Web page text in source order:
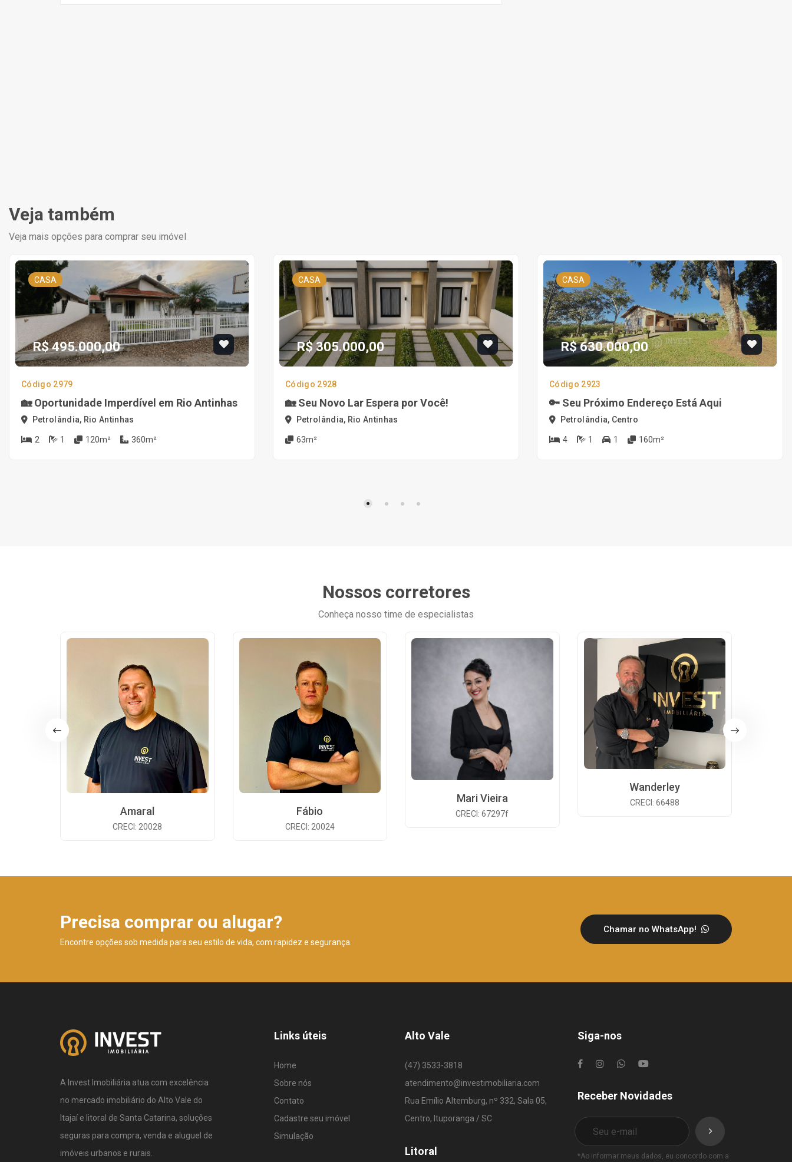
Veja também
Veja mais opções para comprar seu imóvel
CASA
R$ 495.000,00
Código 2979
🏡 Oportunidade Imperdível em Rio Antinhas
Petrolândia, Rio Antinhas
2 1 120m² 360m²
CASA
R$ 305.000,00
Código 2928
🏡 Seu Novo Lar Espera por Você!
Petrolândia, Rio Antinhas
63m²
CASA
R$ 630.000,00
Código 2923
🔑 Seu Próximo Endereço Está Aqui
Petrolândia, Centro
4 1 1 160m²
Nossos corretores
Conheça nosso time de especialistas
Amaral
CRECI: 20028
Fábio
CRECI: 20024
Mari Vieira
CRECI: 67297f
Wanderley
CRECI: 66488
Precisa comprar ou alugar?
Encontre opções sob medida para seu estilo de vida, com rapidez e segurança.
Chamar no WhatsApp!
A Invest Imobiliária atua com excelência
no mercado imobiliário do Alto Vale do
Itajaí e litoral de Santa Catarina, soluções
seguras para compra, venda e aluguel de
imóveis urbanos e rurais.
Links úteis
Home
Sobre nós
Contato
Cadastre seu imóvel
Simulação
Alto Vale
(47) 3533-3818
atendimento@investimobiliaria.com
Rua Emílio Altemburg, nº 332, Sala 05,
Centro, Ituporanga / SC
Litoral
Siga-nos
Receber Novidades
*Ao informar meus dados, eu concordo com a